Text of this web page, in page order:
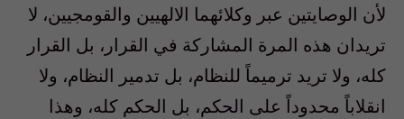
لأن الوصايتين عبر وكلائهما الالهيين والقومجيين، لا
تريدان هذه المرة المشاركة في القرار، بل القرار
كله، ولا تريد ترميماً للنظام، بل تدمير النظام، ولا
انقلاباً محدوداً على الحكم، بل الحكم كله، وهذا